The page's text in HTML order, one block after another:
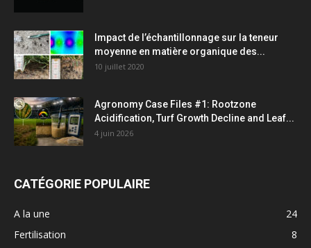
Impact de l’échantillonnage sur la teneur
moyenne en matière organique des...
10 juillet 2020
Agronomy Case Files #1: Rootzone
Acidification, Turf Growth Decline and Leaf...
4 juin 2026
CATÉGORIE POPULAIRE
A la une
24
Fertilisation
8